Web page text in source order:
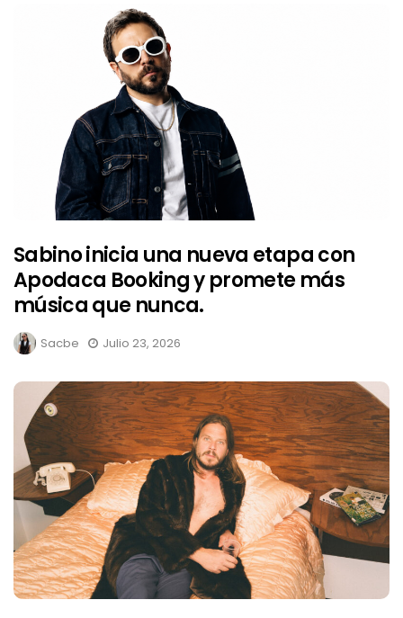
Sabino inicia una nueva etapa con
Apodaca Booking y promete más
música que nunca.
Sacbe Julio 23, 2026